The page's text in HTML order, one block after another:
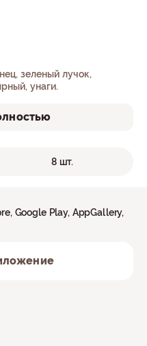
зеленый лучок,
унаги.
8 шт.
Google Play, AppGallery,